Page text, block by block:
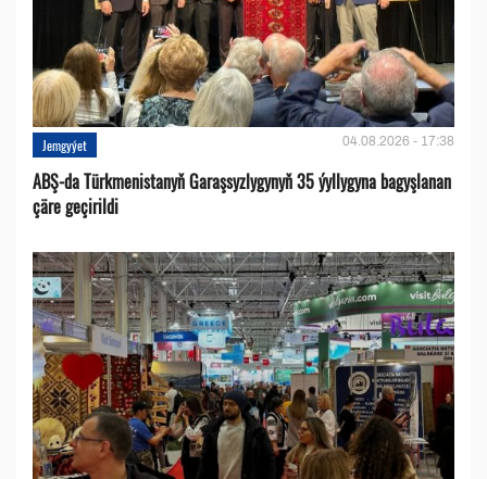
Jemgyýet 04.08.2026 - 17:38
ABŞ-da Türkmenistanyň Garaşsyzlygynyň 35 ýyllygyna bagyşlanan
çäre geçirildi